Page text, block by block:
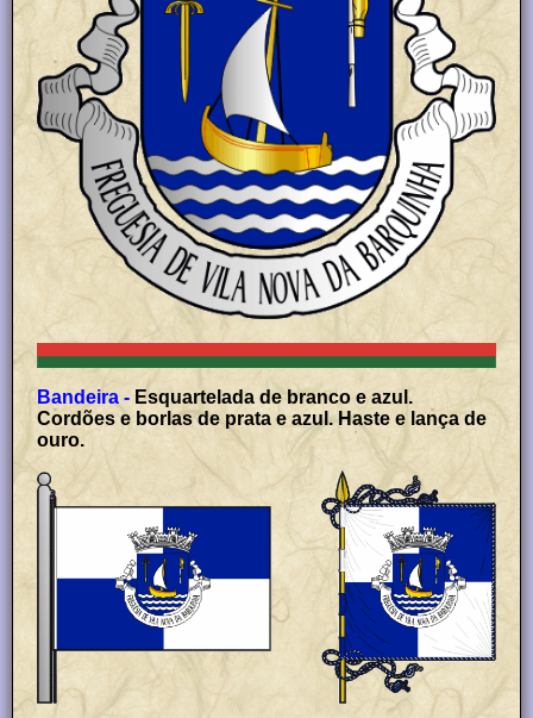
Bandeira - Esquartelada de branco e azul.
Cordões e borlas de prata e azul. Haste e lança de
ouro.